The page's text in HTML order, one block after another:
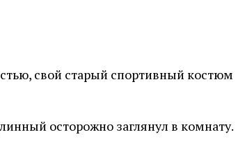
свой старый спортивный костюм
осторожно заглянул в комнату.